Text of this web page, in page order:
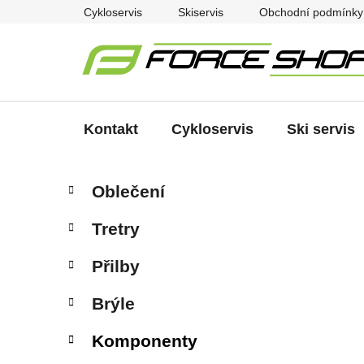
Cykloservis Skiservis Obchodní podmínky
Kontakt Cykloservis Ski servis
P
s
r
n
n
í
kategorie
a
e
o
i
Oblečení
Tretry
Přilby
Brýle
Komponenty